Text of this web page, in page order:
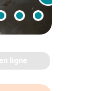
ligne